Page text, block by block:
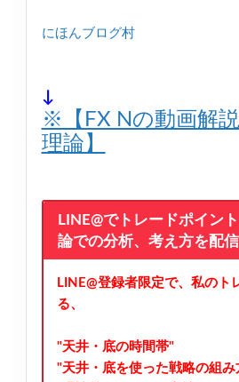
にほんブログ村
↓
※【FX Nの動画解
理論】
LINE@でトレードポイン
論での分析、考え方を配
LINE@登録者限定で、私のト
る、
"天井・底の時間帯"
"天井・底を使った戦略の組み